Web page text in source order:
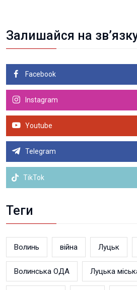
Залишайся на
Facebook
Instagram
Youtube
Telegram
TikTok
Теги
Волинь війна Луцьк
Волинська ОДА Луцька